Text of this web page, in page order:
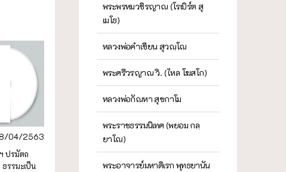
04/2563
ปรมัตถ
รรมะเป็น
พระพรหมวชิรญาณ (โรเบิร์ต สุ
เมโธ)
หลวงพ่อคำเขียน สุวณฺโณ
พระศรีวรญาณ วิ. (ไหล โฆสโก)
หลวงพ่อกัณหา สุขกาโม
พระราชธรรมนิเทศ (พยอม กลฺ
ยาโณ)
พระอาจารย์มหาดิเรก พุทธยานัน